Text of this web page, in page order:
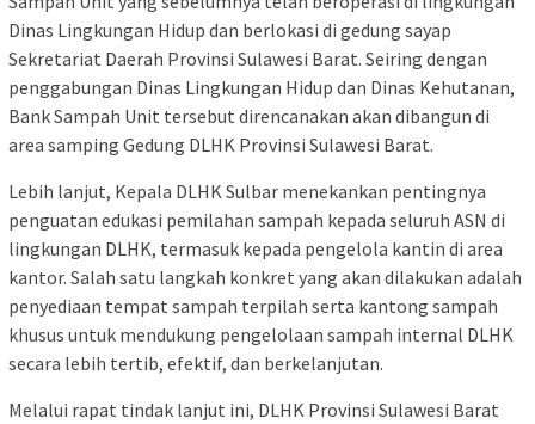
Dinas Lingkungan Hidup dan berlokasi di gedung sayap
Sekretariat Daerah Provinsi Sulawesi Barat. Seiring dengan
penggabungan Dinas Lingkungan Hidup dan Dinas Kehutanan,
Bank Sampah Unit tersebut direncanakan akan dibangun di
area samping Gedung DLHK Provinsi Sulawesi Barat.
Lebih lanjut, Kepala DLHK Sulbar menekankan pentingnya
penguatan edukasi pemilahan sampah kepada seluruh ASN di
lingkungan DLHK, termasuk kepada pengelola kantin di area
kantor. Salah satu langkah konkret yang akan dilakukan adalah
penyediaan tempat sampah terpilah serta kantong sampah
khusus untuk mendukung pengelolaan sampah internal DLHK
secara lebih tertib, efektif, dan berkelanjutan.
Melalui rapat tindak lanjut ini, DLHK Provinsi Sulawesi Barat